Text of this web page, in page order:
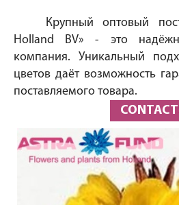
Крупный оптовый
Holland BV» - это
компания. Уникальный
цветов даёт возможность
поставляемого товара.